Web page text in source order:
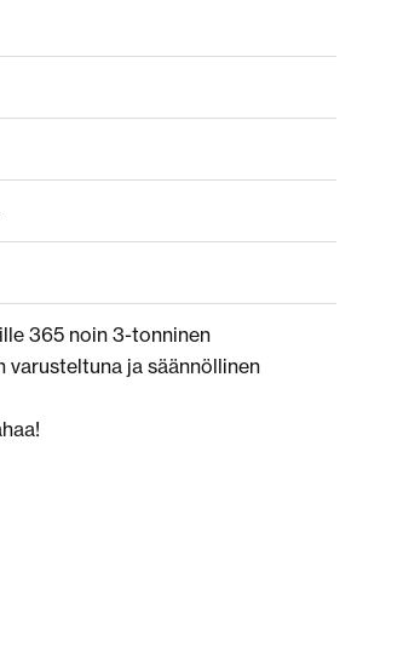
365 noin 3-tonninen
varusteltuna ja säännöllinen